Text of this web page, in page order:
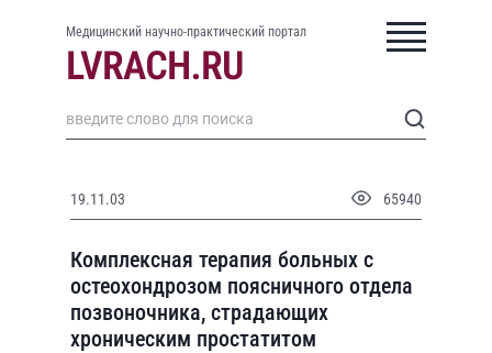
Медицинский научно-практический портал
19.11.03 65940
Комплексная терапия больных с
остеохондрозом поясничного отдела
позвоночника, страдающих
хроническим простатитом